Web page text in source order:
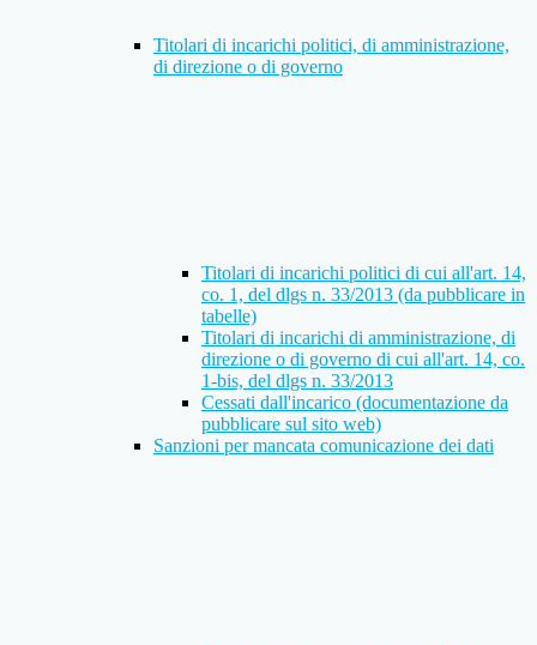
Titolari di incarichi politici, di amministrazione,
di direzione o di governo
Titolari di incarichi politici di cui all'art. 14,
co. 1, del dlgs n. 33/2013 (da pubblicare in
tabelle)
Titolari di incarichi di amministrazione, di
direzione o di governo di cui all'art. 14, co.
1-bis, del dlgs n. 33/2013
Cessati dall'incarico (documentazione da
pubblicare sul sito web)
Sanzioni per mancata comunicazione dei dati